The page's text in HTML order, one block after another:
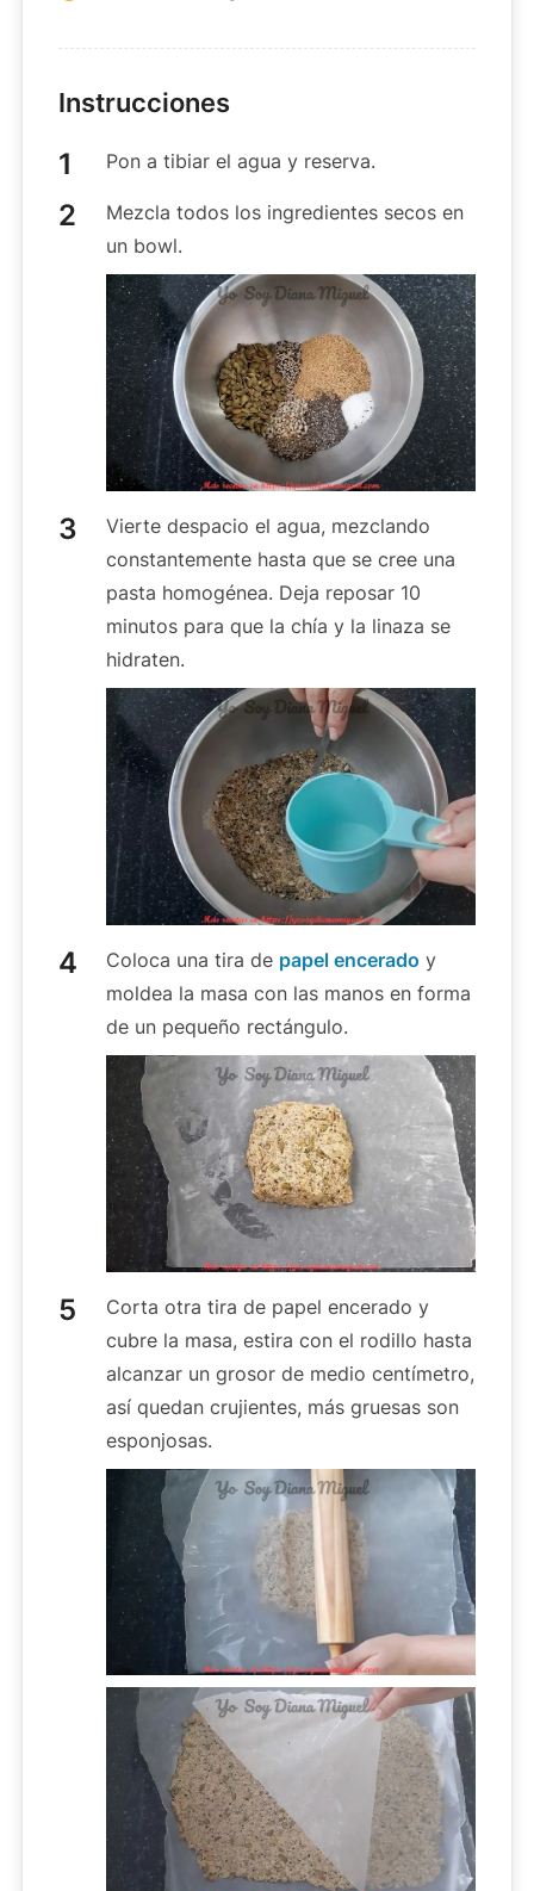
Instrucciones
Pon a tibiar el agua y reserva.
Mezcla todos los ingredientes secos en
un bowl.
Vierte despacio el agua, mezclando
constantemente hasta que se cree una
pasta homogénea. Deja reposar 10
minutos para que la chía y la linaza se
hidraten.
Coloca una tira de papel encerado y
moldea la masa con las manos en forma
de un pequeño rectángulo.
Corta otra tira de papel encerado y
cubre la masa, estira con el rodillo hasta
alcanzar un grosor de medio centímetro,
así quedan crujientes, más gruesas son
esponjosas.